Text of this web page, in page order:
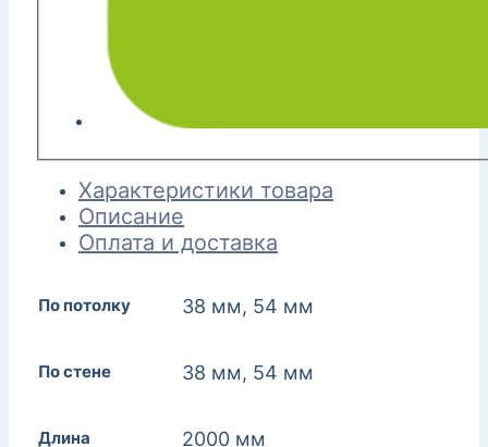
Характеристики товара
Описание
Оплата и доставка
По потолку 38 мм, 54 мм
По стене 38 мм, 54 мм
Длина 2000 мм